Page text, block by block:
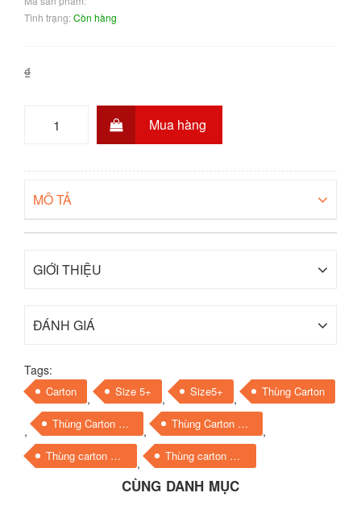
Tình trạng:Còn hàng
₫
Mua hàng
MÔ TẢ
GIỚI THIỆU
ĐÁNH GIÁ
Tags:
Carton , Size 5+ , Size5+ , Thùng Carton
, Thùng Carton Dĩ An , Thùng Carton Sài Gòn ,
Thùng carton Sài Gòn size 8x8x15 giá rẻ , Thùng carton Size 10+
CÙNG DANH MỤC